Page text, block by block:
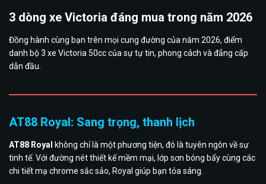
3 dòng xe Victoria đáng mua trong năm 2026
Đồng hành cùng bạn trên mọi cung đường của năm 2026, điểm
danh bộ 3 xe Victoria 50cc của sự tự tin, phong cách và đẳng cấp
dẫn đầu.
AT88 Royal: Sang trọng, thanh lịch
AT88 Royal
không chỉ là một phương tiện, đó là tuyên ngôn về sự
tinh tế. Với đường nét thiết kế mềm mại, lớp sơn bóng bẩy cùng các
chi tiết mạ chrome sắc sảo, Royal giúp bạn tỏa sáng.